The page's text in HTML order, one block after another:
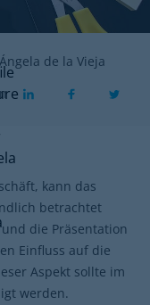
Ángela de la Vieja
kann das
betrachtet
die Präsentation
Einfluss auf die
Aspekt sollte im
werden.